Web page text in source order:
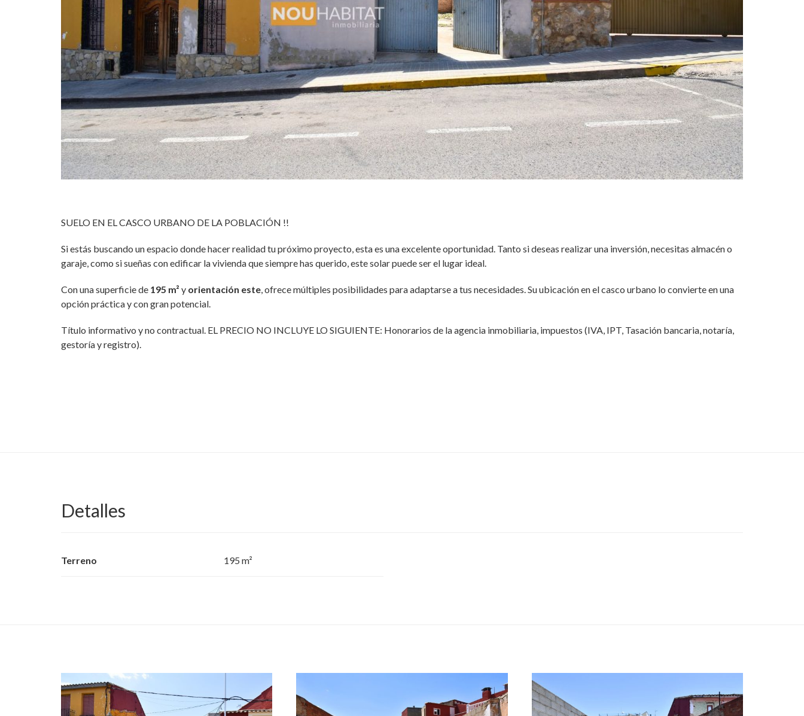
SUELO EN EL CASCO URBANO DE LA POBLACIÓN !!
Si estás buscando un espacio donde hacer realidad tu próximo proyecto, esta es una excelente oportunidad. Tanto si deseas realizar una inversión, necesitas almacén o
garaje, como si sueñas con edificar la vivienda que siempre has querido, este solar puede ser el lugar ideal.
Con una superficie de 195 m² y orientación este, ofrece múltiples posibilidades para adaptarse a tus necesidades. Su ubicación en el casco urbano lo convierte en una
opción práctica y con gran potencial.
Título informativo y no contractual. EL PRECIO NO INCLUYE LO SIGUIENTE: Honorarios de la agencia inmobiliaria, impuestos (IVA, IPT, Tasación bancaria, notaría,
gestoría y registro).
Detalles
Terreno 195 m²